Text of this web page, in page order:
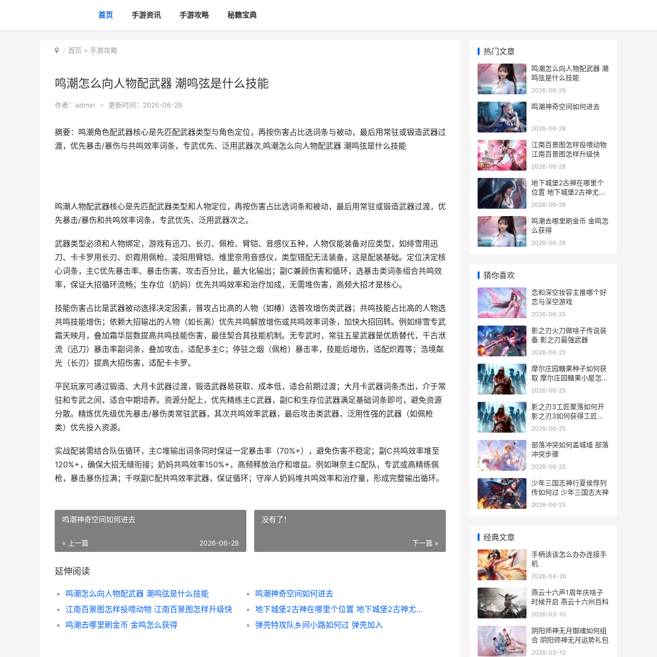
首页 手游资讯 手游攻略 秘籍宝典
首页 > 手游攻略
鸣潮怎么向人物配武器 潮鸣弦是什么技能
作者： admin • 更新时间：2026-06-29
摘要：鸣潮角色配武器核心是先匹配武器类型与角色定位，再按伤害占比选词条与被动，最后用常驻或锻造武器过
渡，优先暴击/暴伤与共鸣效率词条，专武优先、泛用武器次,鸣潮怎么向人物配武器 潮鸣弦是什么技能
鸣潮人物配武器核心是先匹配武器类型和人物定位，再按伤害占比选词条和被动，最后用常驻或锻造武器过渡，优
先暴击/暴伤和共鸣效率词条，专武优先、泛用武器次之。
武器类型必须和人物绑定，游戏有迅刀、长刃、佩枪、臂铠、音感仪五种，人物仅能装备对应类型，如绯雪用迅
刀、卡卡罗用长刃、炽霞用佩枪、凌阳用臂铠、维里奈用音感仪，类型错配无法装备，这是配装基础。定位决定核
心词条，主C优先暴击率、暴击伤害、攻击百分比，最大化输出；副C兼顾伤害和循环，选暴击类词条组合共鸣效
率，保证大招循环流畅；生存位（奶妈）优先共鸣效率和治疗加成，无需堆伤害，高频大招才是核心。
技能伤害占比是武器被动选择决定因素，普攻占比高的人物（如椿）选普攻增伤类武器；共鸣技能占比高的人物选
共鸣技能增伤；依赖大招输出的人物（如长离）优先共鸣解放增伤或共鸣效率词条，加快大招回转。例如绯雪专武
霜天映月，叠加霜华层数提高共鸣技能伤害，最佳契合其技能机制。无专武时，常驻五星武器是优质替代，千古洑
流（迅刀）暴击率副词条，叠加攻击，适配多主C；停驻之烟（佩枪）暴击率，技能后增伤，适配炽霞等；浩境粼
光（长刃）提高大招伤害，适配卡卡罗。
平民玩家可通过锻造、大月卡武器过渡，锻造武器易获取、成本低，适合前期过渡；大月卡武器词条杰出，介于常
驻和专武之间，适合中期培养。资源分配上，优先精练主C武器，副C和生存位武器满足基础词条即可，避免资源
分散。精炼优先级优先暴击/暴伤类常驻武器，其次共鸣效率武器，最后攻击类武器，泛用性强的武器（如佩枪
类）优先投入资源。
实战配装需结合队伍循环，主C堆输出词条同时保证一定暴击率（70%+），避免伤害不稳定；副C共鸣效率堆至
120%+，确保大招无缝衔接；奶妈共鸣效率150%+，高频释放治疗和增益。例如琳奈主C配队，专武或高精练佩
枪，暴击暴伤拉满；千咲副C配共鸣效率武器，保证循环；守岸人奶妈堆共鸣效率和治疗量，形成完整输出循环。
鸣潮神奇空间如何进去
« 上一篇 2026-06-28
没有了！
下一篇 »
延伸阅读
鸣潮怎么向人物配武器 潮鸣弦是什么技能
鸣潮神奇空间如何进去
江南百景图怎样投喂动物 江南百景图怎样升级快
地下城堡2古神在哪里个位置 地下城堡2古神尤尔攻略
鸣潮去哪里刷金币 金鸣怎么获得
弹壳特攻队乡间小路如何过 弹壳加入
热门文章
鸣潮怎么向人物配武器 潮
鸣弦是什么技能
2026-06-29
鸣潮神奇空间如何进去
2026-06-28
江南百景图怎样投喂动物
江南百景图怎样升级快
2026-06-28
地下城堡2古神在哪里个
位置 地下城堡2古神尤尔
攻略
2026-06-28
鸣潮去哪里刷金币 金鸣怎
么获得
2026-06-28
猜你喜欢
恋和深空妆容主推哪个好
恋与深空游戏
2026-06-25
影之刃火刀做啥子传说装
备 影之刃最强武器
2026-06-25
摩尔庄园糖果种子如何获
取 摩尔庄园糖果小屋怎么
获得
2026-06-25
影之刃3工匠聚落如何开
影之刃3如何获得工匠钥
匙
2026-06-25
部落冲突如何盖城墙 部落
冲突步骤
2026-06-25
少年三国志神行夏侯惇列
传如何过 少年三国志大神
2026-06-25
经典文章
手柄该该怎么办办连接手
机
2026-04-26
燕云十六声1周年庆啥子
时候开启 燕云十六州百科
2026-03-10
阴阳师神无月御魂如何组
合 阴阳师神无月运势礼包
2026-03-10